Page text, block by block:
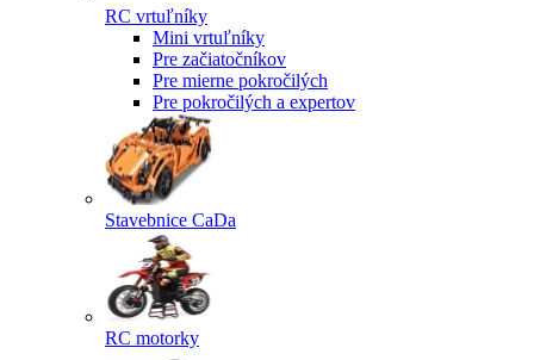
RC vrtuľníky
Mini vrtuľníky
Pre začiatočníkov
Pre mierne pokročilých
Pre pokročilých a expertov
Stavebnice CaDa
RC motorky